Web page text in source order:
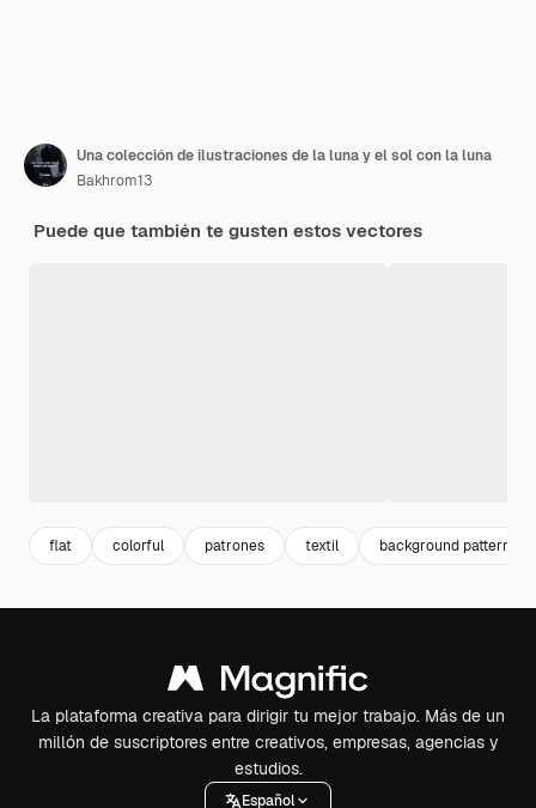
Una colección de ilustraciones de la luna y el sol con la luna
Bakhrom13
Puede que también te gusten estos vectores
flat colorful patrones textil background pattern
La plataforma creativa para dirigir tu mejor trabajo. Más de un
millón de suscriptores entre creativos, empresas, agencias y
estudios.
Español